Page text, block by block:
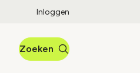
Inloggen
Zoeken